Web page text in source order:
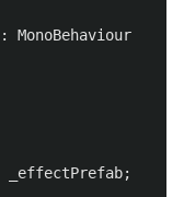
:
MonoBehaviour
_effectPrefab;